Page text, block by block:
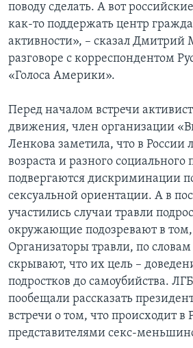
поводу сделать. А вот
как-то поддержать центр
активности», – сказал Дмитрий
разговоре с корреспондентом
«Голоса Америки».
Перед началом встречи
движения, член организации
Ленкова заметила, что в России
возраста и разного
подвергаются дискриминации
сексуальной ориентации. А в
участились случаи травли
окружающие подозревают в том,
Организаторы травли, по
скрывают, что их цель –
подростков до самоубийства.
пообещали рассказать
встречи о том, что происходит в
представителями секс-